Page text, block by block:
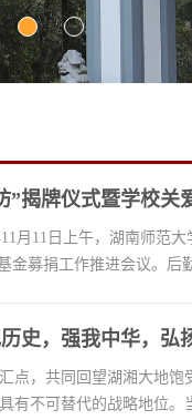
”揭牌仪式暨学校关
月11日上午，湖南师范
金募捐工作推进会议。后
史，强我中华，
点，共同回望湖湘大地
有不可替代的战略地位